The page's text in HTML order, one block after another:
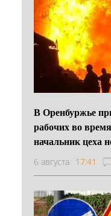
В Оренбуржье
рабочих во
начальник цеха
6 августа 17:41